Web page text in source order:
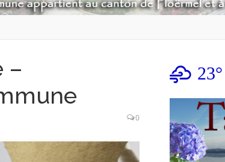
–
0
23°